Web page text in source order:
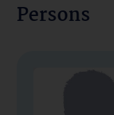
Persons